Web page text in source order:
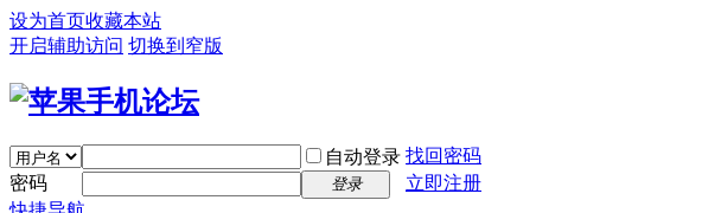
设为首页收藏本站
开启辅助访问 切换到窄版
自动登录 找回密码
密码
登录
立即注册